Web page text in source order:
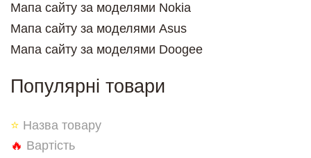
Мапа сайту за моделями Nokia
Мапа сайту за моделями Asus
Мапа сайту за моделями Doogee
Популярні товари
⭐ Назва товару
🔥 Вартість